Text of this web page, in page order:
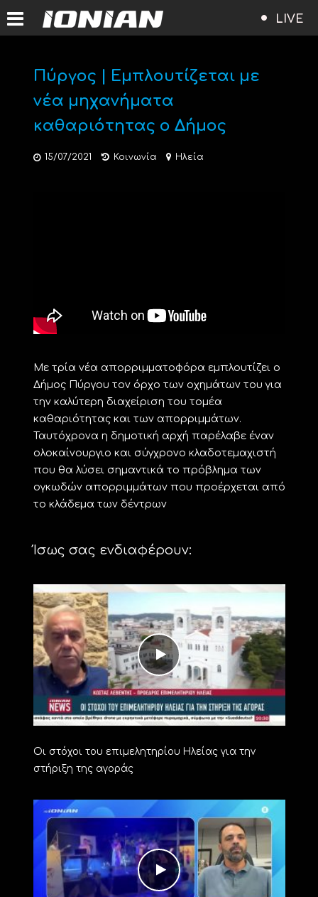
LIVE
Πύργος | Εμπλουτίζεται με
νέα μηχανήματα
καθαριότητας ο Δήμος
15/07/2021 Κοινωνία Ηλεία
Με τρία νέα απορριμματοφόρα εμπλουτίζει ο
Δήμος Πύργου τον όρχο των οχημάτων του για
την καλύτερη διαχείριση του τομέα
καθαριότητας και των απορριμμάτων.
Ταυτόχρονα η δημοτική αρχή παρέλαβε έναν
ολοκαίνουργιο και σύγχρονο κλαδοτεμαχιστή
που θα λύσει σημαντικά το πρόβλημα των
ογκωδών απορριμμάτων που προέρχεται από
το κλάδεμα των δέντρων
Ίσως σας ενδιαφέρουν:
Οι στόχοι του επιμελητηρίου Ηλείας για την
στήριξη της αγοράς